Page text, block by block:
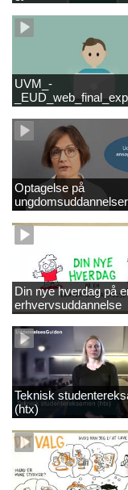
UVM_-
Optagelse på
Din nye hverdag på
erhvervsuddannelse
Teknisk
(htx)